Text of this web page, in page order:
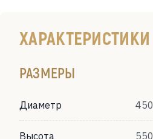
ХАРАКТЕРИСТИКИ
РАЗМЕРЫ
Диаметр 450
Высота 550